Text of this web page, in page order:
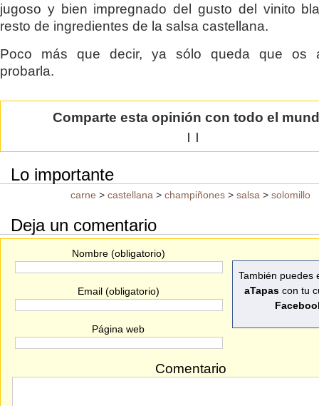
jugoso y bien impregnado del gusto del vinito
resto de ingredientes de la salsa castellana.
Poco más que decir, ya sólo queda que os
probarla.
Comparte esta opinión con todo el
| |
Lo importante
carne > castellana > champiñones > salsa > solomillo
Deja un comentario
Nombre (obligatorio)
Email (obligatorio)
Página web
También puedes
aTapascon tu
Comentario